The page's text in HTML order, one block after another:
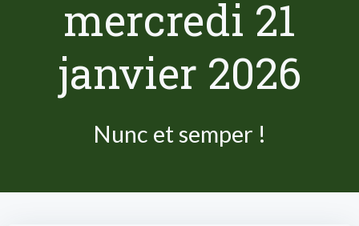
mercredi 21
janvier 2026
Nunc et semper !